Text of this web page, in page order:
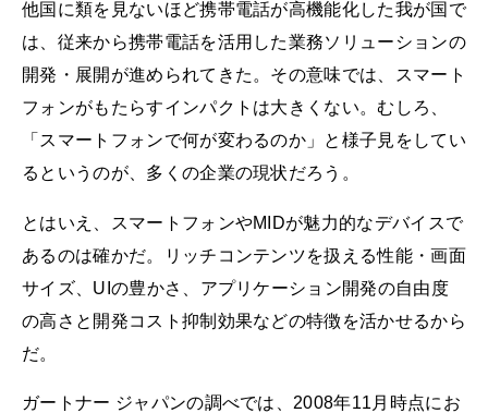
他国に類を見ないほど携帯電話が高機能化した我が国で
は、従来から携帯電話を活用した業務ソリューションの
開発・展開が進められてきた。その意味では、スマート
フォンがもたらすインパクトは大きくない。むしろ、
「スマートフォンで何が変わるのか」と様子見をしてい
るというのが、多くの企業の現状だろう。
とはいえ、スマートフォンやMIDが魅力的なデバイスで
あるのは確かだ。リッチコンテンツを扱える性能・画面
サイズ、UIの豊かさ、アプリケーション開発の自由度
の高さと開発コスト抑制効果などの特徴を活かせるから
だ。
ガートナー ジャパンの調べでは、2008年11月時点にお